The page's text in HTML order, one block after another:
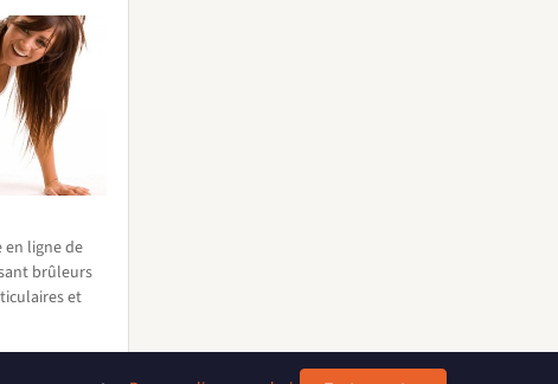
en ligne de
brûleurs
et